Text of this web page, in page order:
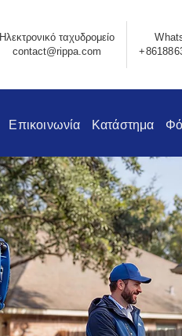
Ηλεκτρονικό ταχυδρομείο
contact@rippa.com
Επικοινωνία Κατάστημα